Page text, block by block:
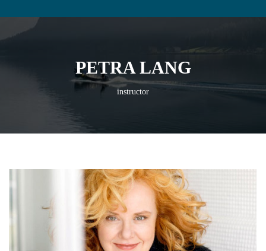
PETRA LANG
instructor